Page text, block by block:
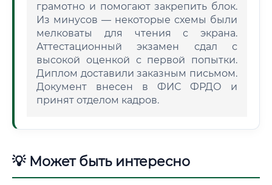
грамотно и помогают закрепить блок.
Из минусов — некоторые схемы были
мелковаты для чтения с экрана.
Аттестационный экзамен сдал с
высокой оценкой с первой попытки.
Диплом доставили заказным письмом.
Документ внесен в ФИС ФРДО и
принят отделом кадров.
💡 Может быть интересно